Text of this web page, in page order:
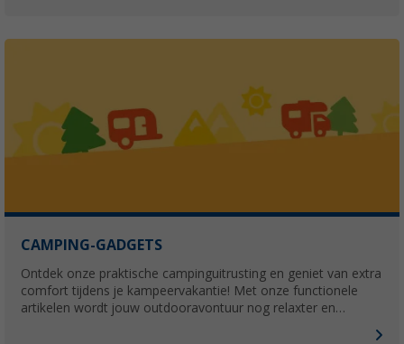
CAMPING-GADGETS
Ontdek onze praktische campinguitrusting en geniet van extra
comfort tijdens je kampeervakantie! Met onze functionele
artikelen wordt jouw outdooravontuur nog relaxter en